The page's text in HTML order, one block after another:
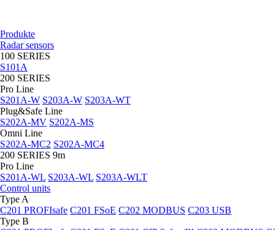
Produkte
Radar sensors
100 SERIES
S101A
200 SERIES
Pro Line
S201A-W S203A-W S203A-WT
Plug&Safe Line
S202A-MV S202A-MS
Omni Line
S202A-MC2 S202A-MC4
200 SERIES 9m
Pro Line
S201A-WL S203A-WL S203A-WLT
Control units
Type A
C201 PROFIsafe C201 FSoE C202 MODBUS C203 USB
Type B